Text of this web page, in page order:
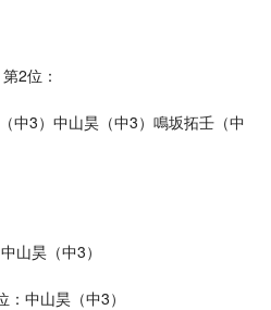
2位：
中3）中山昊（中3）鳴坂拓壬（中
山昊（中3）
中山昊（中3）